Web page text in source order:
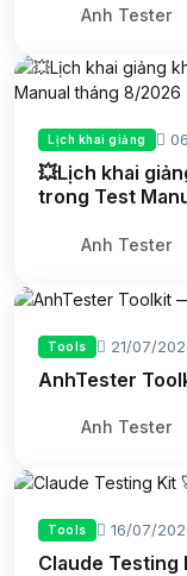
Anh Tester
Lịch khai giảng
💥Lịch khai
trong Test
Anh Tester
Tools 21/07/
AnhTester
Anh Tester
Tools 16/07/
Claude Testing